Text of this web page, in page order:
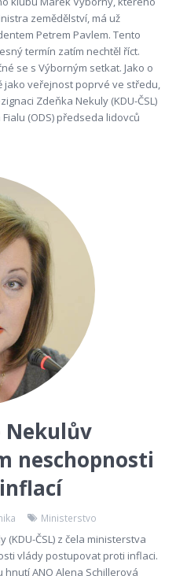
zemědělství, má už
Petrem Pavlem. Tento
termín zatím nechtěl říct.
se s Výborným setkat. Jako o
jako veřejnost poprvé ve středu,
Zdeňka Nekuly (KDU-ČSL)
(ODS) předseda lidovců
Nekulův
neschopnosti
Ministerstvo
ČSL) z čela ministerstva
vlády postupovat proti inflaci.
ANO Alena Schillerová